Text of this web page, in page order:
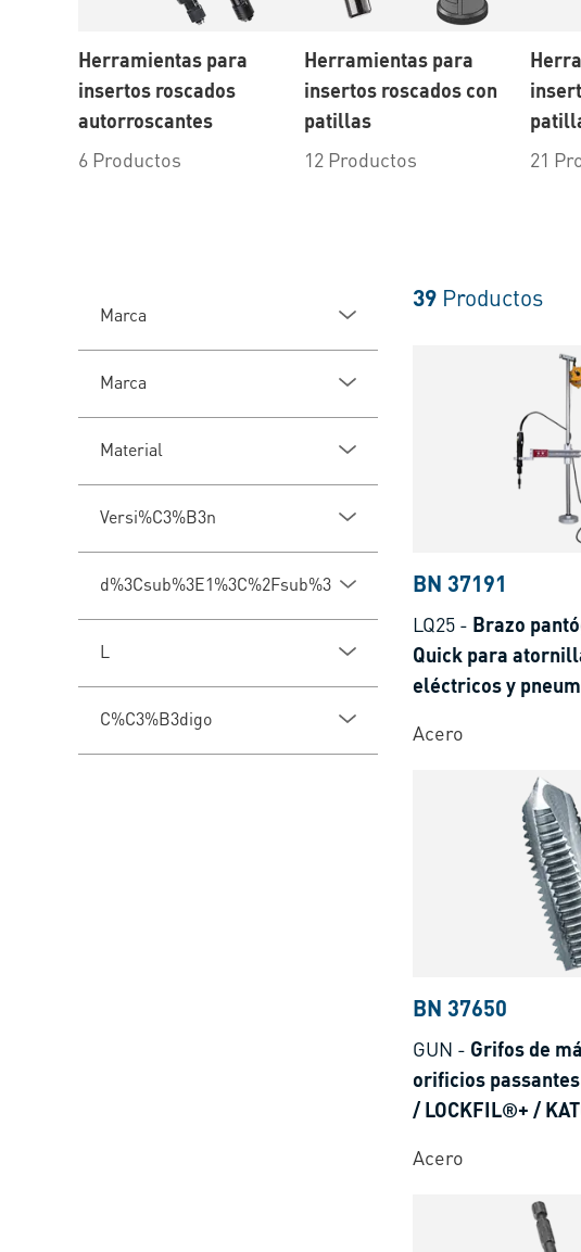
Herramientas para
insertos roscados
autorroscantes
6 Productos
Herramientas para
insertos roscados con
patillas
12 Productos
21
Marca
Marca
Material
Versi%C3%B3n
d%3Csub%3E1%3C%2Fsub%3E
L
C%C3%B3digo
39 Productos
BN 37191
LQ25 - Brazo
Quick para
eléctricos y
Acero
BN 37650
GUN - Grifos de
orificios
/ LOCKFIL®+ /
Acero